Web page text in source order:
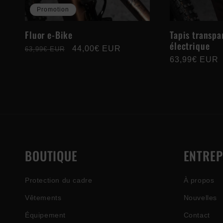
Promotion
Fluor e-Bike
Prix
63,99€ EUR
Prix
44,00€ EUR
Tapis
électrique
Prix
63,99€ EUR
BOUTIQUE
Protection du cadre
Vêtements
Équipement
À propos
Nouvelles
Contact